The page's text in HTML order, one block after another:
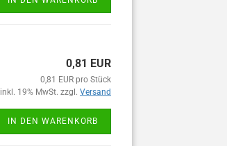
0,81 EUR
0,81 EUR pro Stück
inkl. 19% MwSt. zzgl. Versand
IN DEN WARENKORB